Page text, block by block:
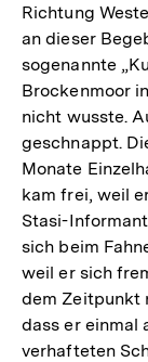
Richtung
an dieser
sogenannte
Brockenmoor
nicht wusste.
geschnappt.
Monate
kam frei, weil
Stasi-
sich beim
weil er sich
dem Zeitpunkt
dass er einmal
verhafteten